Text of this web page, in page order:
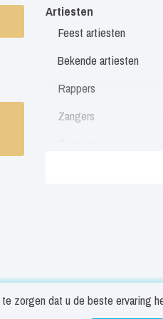
Artiesten
Feest artiesten
Bekende artiesten
Rappers
Zangers
Feest artiesten
Beste zangers
zorgen dat u de beste ervaring